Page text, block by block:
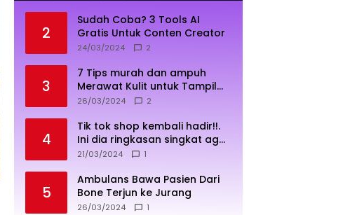
2
Sudah Coba? 3 Tools AI
Gratis Untuk Conten Creator
24/03/2024 2
3
7 Tips murah dan ampuh
Merawat Kulit untuk Tampil
Sehat dan Cerah
26/03/2024 2
4
Tik tok shop kembali hadir!!.
Ini dia ringkasan singkat agar
penjualan lebih sukses
21/03/2024 1
5
Ambulans Bawa Pasien Dari
Bone Terjun ke Jurang
26/03/2024 1